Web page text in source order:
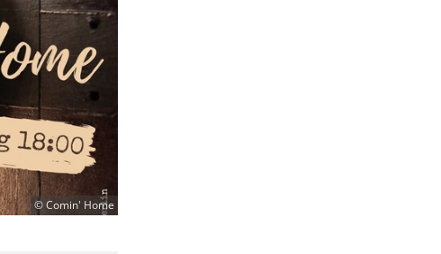
© Comin' Home